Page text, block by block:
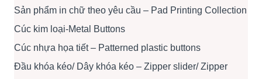
Sản phẩm in chữ theo yêu cầu – Pad Printing Collection
Cúc kim loại-Metal Buttons
Cúc nhựa họa tiết – Patterned plastic buttons
Đầu khóa kéo/ Dây khóa kéo – Zipper slider/ Zipper